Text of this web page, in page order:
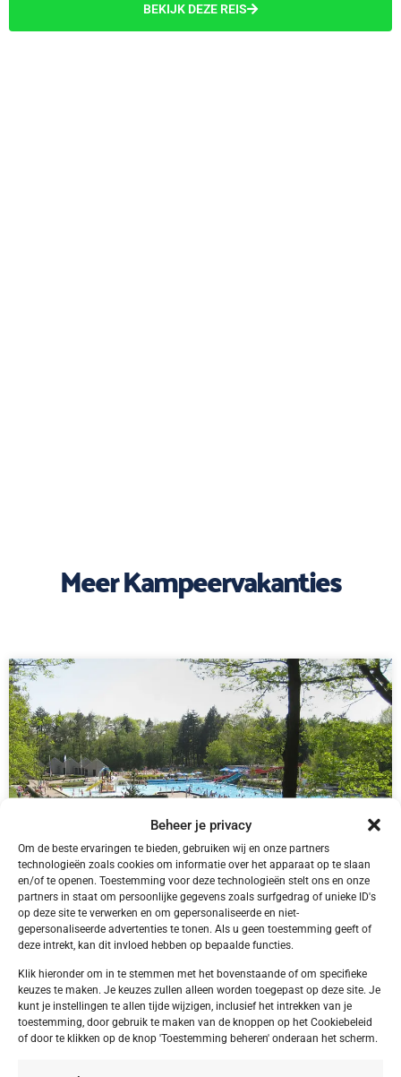
Beheer je privacy
Om de beste ervaringen te bieden, gebruiken wij en onze partners
technologieën zoals cookies om informatie over het apparaat op te slaan
en/of te openen. Toestemming voor deze technologieën stelt ons en onze
partners in staat om persoonlijke gegevens zoals surfgedrag of unieke ID's
op deze site te verwerken en om gepersonaliseerde en niet-
gepersonaliseerde advertenties te tonen. Als u geen toestemming geeft of
deze intrekt, kan dit invloed hebben op bepaalde functies.
Klik hieronder om in te stemmen met het bovenstaande of om specifieke
keuzes te maken. Je keuzes zullen alleen worden toegepast op deze site. Je
kunt je instellingen te allen tijde wijzigen, inclusief het intrekken van je
toestemming, door gebruik te maken van de knoppen op het Cookiebeleid
of door te klikken op de knop 'Toestemming beheren' onderaan het scherm.
BEKIJK DEZE REIS
Meer Kampeervakanties
NL,Friesland
Friesland Appelscha Camping Alkenhaer
€ 395,00